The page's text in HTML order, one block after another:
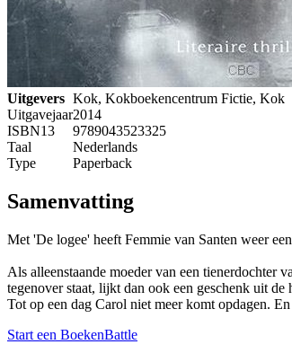
Uitgevers Kok, Kokboekencentrum Fictie, Kok
Uitgavejaar2014
ISBN13
9789043523325
Taal
Nederlands
Type
Paperback
Samenvatting
Met 'De logee' heeft Femmie van Santen weer
Als alleenstaande moeder van een tienerdochter
tegenover staat, lijkt dan ook een geschenk uit
Tot op een dag Carol niet meer komt opdagen.
Start een BoekenBattle